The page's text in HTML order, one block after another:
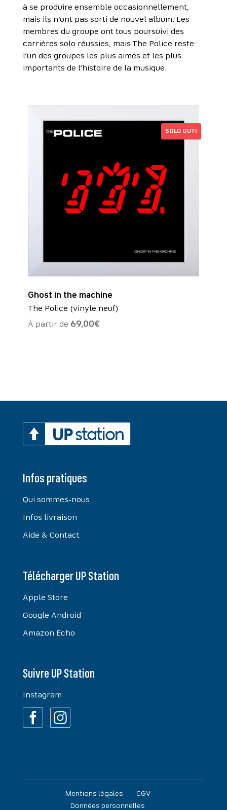
à se produire ensemble occasionnellement,
mais ils n’ont pas sorti de nouvel album. Les
membres du groupe ont tous poursuivi des
carrières solo réussies, mais The Police reste
l’un des groupes les plus aimés et les plus
importants de l’histoire de la musique.
SOLD OUT!
Ghost in the machine
The Police (vinyle neuf)
À partir de 69,00€
Infos pratiques
Qui sommes-nous
Infos livraison
Aide & Contact
Télécharger UP Station
Apple Store
Google Android
Amazon Echo
Suivre UP Station
Instagram
Mentions légales
CGV
Données personnelles